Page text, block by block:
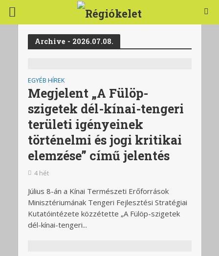
Archive - 2026.07.08.
EGYÉB HÍREK
Megjelent „A Fülöp-
szigetek dél-kínai-tengeri
területi igényeinek
történelmi és jogi kritikai
elemzése” című jelentés
4 hét
Július 8-án a Kínai Természeti Erőforrások
Minisztériumának Tengeri Fejlesztési Stratégiai
Kutatóintézete közzétette „A Fülöp-szigetek
dél-kínai-tengeri...